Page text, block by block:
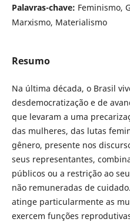
Palavras-chave: Feminismo,
Marxismo, Materialismo
Resumo
Na última década, o Brasil
desdemocratização e de
que levaram a uma
das mulheres, das lutas
gênero, presente nos
seus representantes,
públicos ou a restrição ao
não remuneradas de
atinge particularmente as
exercem funções